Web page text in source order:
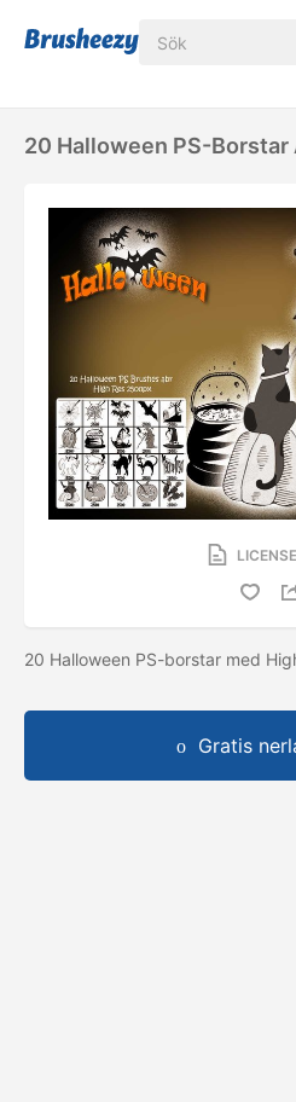
20 Halloween PS-Borstar
20 Halloween PS-borstar med
Gratis